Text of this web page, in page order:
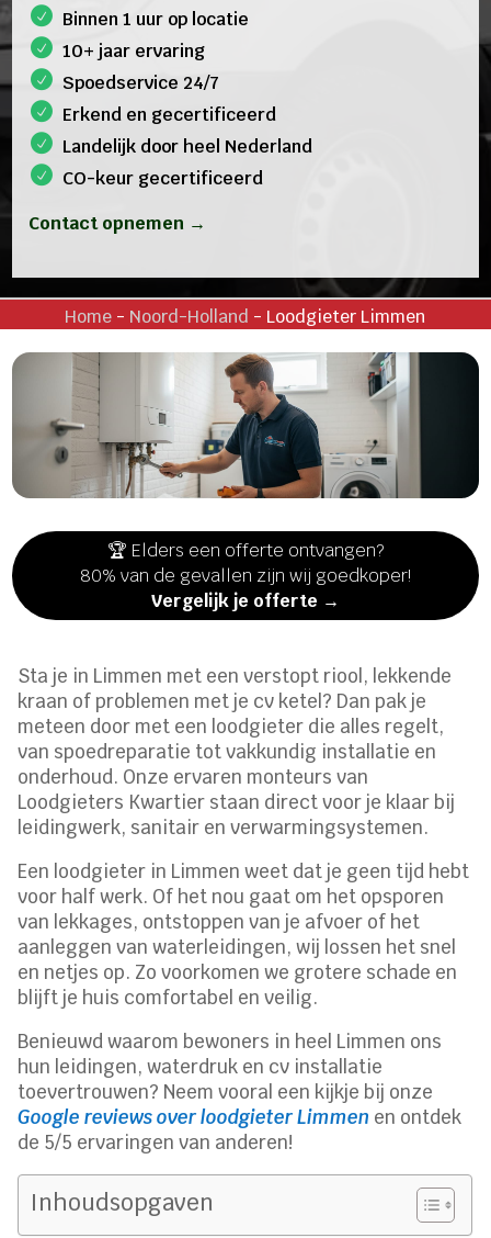
Binnen 1 uur op locatie
10+ jaar ervaring
Spoedservice 24/7
Erkend en gecertificeerd
Landelijk door heel Nederland
CO-keur gecertificeerd
Contact opnemen →
Home - Noord-Holland - Loodgieter Limmen
🏆 Elders een offerte ontvangen?
80% van de gevallen zijn wij goedkoper!
Vergelijk je offerte →
Sta je in Limmen met een verstopt riool, lekkende
kraan of problemen met je cv ketel? Dan pak je
meteen door met een loodgieter die alles regelt,
van spoedreparatie tot vakkundig installatie en
onderhoud. Onze ervaren monteurs van
Loodgieters Kwartier staan direct voor je klaar bij
leidingwerk, sanitair en verwarmingsystemen.
Een loodgieter in Limmen weet dat je geen tijd hebt
voor half werk. Of het nou gaat om het opsporen
van lekkages, ontstoppen van je afvoer of het
aanleggen van waterleidingen, wij lossen het snel
en netjes op. Zo voorkomen we grotere schade en
blijft je huis comfortabel en veilig.
Benieuwd waarom bewoners in heel Limmen ons
hun leidingen, waterdruk en cv installatie
toevertrouwen? Neem vooral een kijkje bij onze
Google reviews over loodgieter Limmen en ontdek
de 5/5 ervaringen van anderen!
Inhoudsopgaven